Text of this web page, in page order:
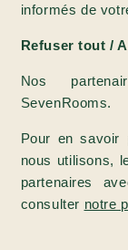
informés de
Refuser tout /
Nos
SevenRooms.
Pour en savoir
nous utilisons,
partenaires
consulter notre